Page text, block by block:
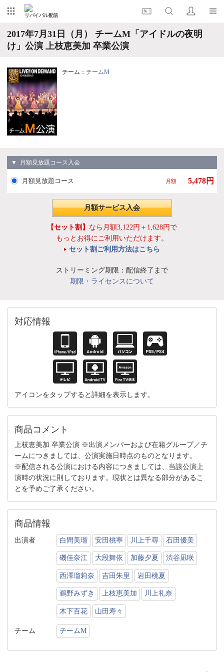
リバイバル配信
2017年7月31日（月） チームM「アイドルの夜明
け」公演 上枝恵美加 卒業公演
チーム： チームM
▼ 月額見放題コース入会
月額見放題コース 月額 5,478円
月額サービス入会
【セット割】 なら月額3,122円＋1,628円で
もっとお得にご利用いただけます。
セット割ご利用方法はこちら
ストリーミング期限：配信終了まで
期限・ライセンスについて
対応情報
アイコンをタップすると詳細を表示します。
商品コメント
上枝恵美加 卒業公演 ※出演メンバーおよび在籍グループ／チ
ームにつきましては、公演実施日時点のものとなります。
※配信される公演における内容につきましては、当該公演上
演時の状況に則しております。現状とは異なる部分があるこ
とを予めご了承ください。
商品情報
出演者 白間美瑠 安田桃寧 川上千尋 石田優美
磯佳奈江 大段舞依 加藤夕夏 渋谷凪咲
西澤瑠莉奈 吉田朱里 岩田桃夏
鵜野みずき 上枝恵美加 川上礼奈
木下百花 山田寿々
チーム チームM